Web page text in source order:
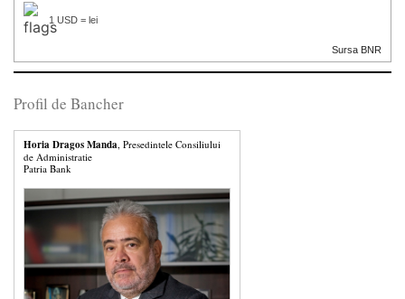
1 USD = lei
Sursa BNR
Profil de Bancher
Horia Dragos Manda , Presedintele Consiliului
de Administratie
Patria Bank